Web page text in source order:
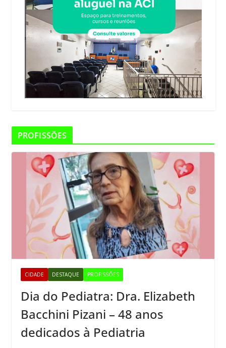
PROFISSÕES
CIDADE DESTAQUE PROFISSÕES
Dia do Pediatra: Dra. Elizabeth
Bacchini Pizani – 48 anos
dedicados à Pediatria